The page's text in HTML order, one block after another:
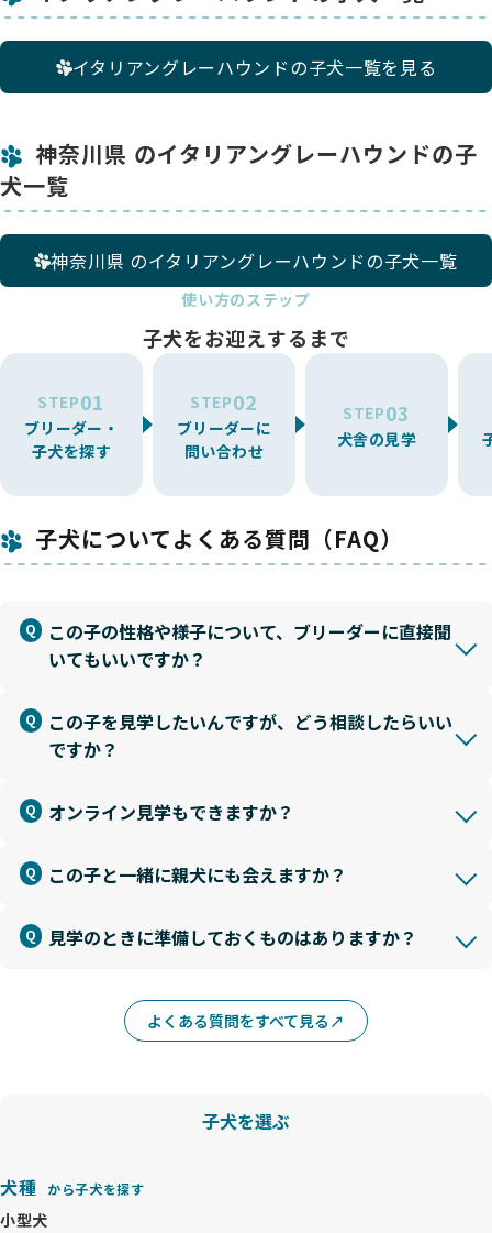
イタリアングレーハウンドの子犬一覧を見る
神奈川県 のイタリアングレーハウンドの子
犬一覧
神奈川県 のイタリアングレーハウンドの子犬一覧
使い方のステップ
子犬をお迎えするまで
STEP01
ブリーダー・
子犬を探す
STEP02
ブリーダーに
問い合わせ
STEP03
犬舎の見学
子犬についてよくある質問（FAQ）
この子の性格や様子について、ブリーダーに直接聞
いてもいいですか？
この子を見学したいんですが、どう相談したらいい
ですか？
オンライン見学もできますか？
この子と一緒に親犬にも会えますか？
見学のときに準備しておくものはありますか？
よくある質問をすべて見る
子犬を選ぶ
犬種 から子犬を探す
小型犬